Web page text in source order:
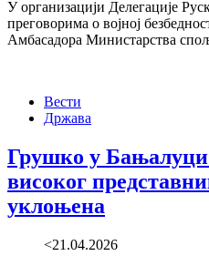
У организацији Делегације
преговорима о војној
Амбасадора Министарства
Вести
Држава
Грушко у
високог
уклоњена
<21.04.2026